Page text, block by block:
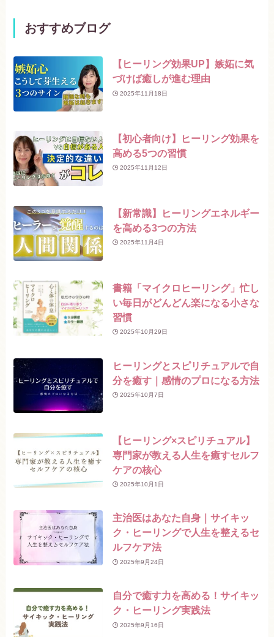
おすすめブログ
【ヒーリング効果UP】嫉妬に気
づけば癒しが進む理由
2025年11月18日
【初心者向け】ヒーリング効果を
高める5つの習慣
2025年11月12日
【新常識】ヒーリングエネルギー
を高める3つの方法
2025年11月4日
書籍「マイクロヒーリング」忙し
い毎日がどんどん楽になる小さな
習慣
2025年10月29日
ヒーリングとスピリチュアルで自
分を癒す｜感情のプロになる方法
2025年10月7日
【ヒーリング×スピリチュアル】
専門家が教える人生を癒すセルフ
ケアの核心
2025年10月1日
主治医はあなた自身｜サイキッ
ク・ヒーリングで人生を整えるセ
ルフケア法
2025年9月24日
自分で癒す力を高める！サイキッ
ク・ヒーリング実践法
2025年9月16日